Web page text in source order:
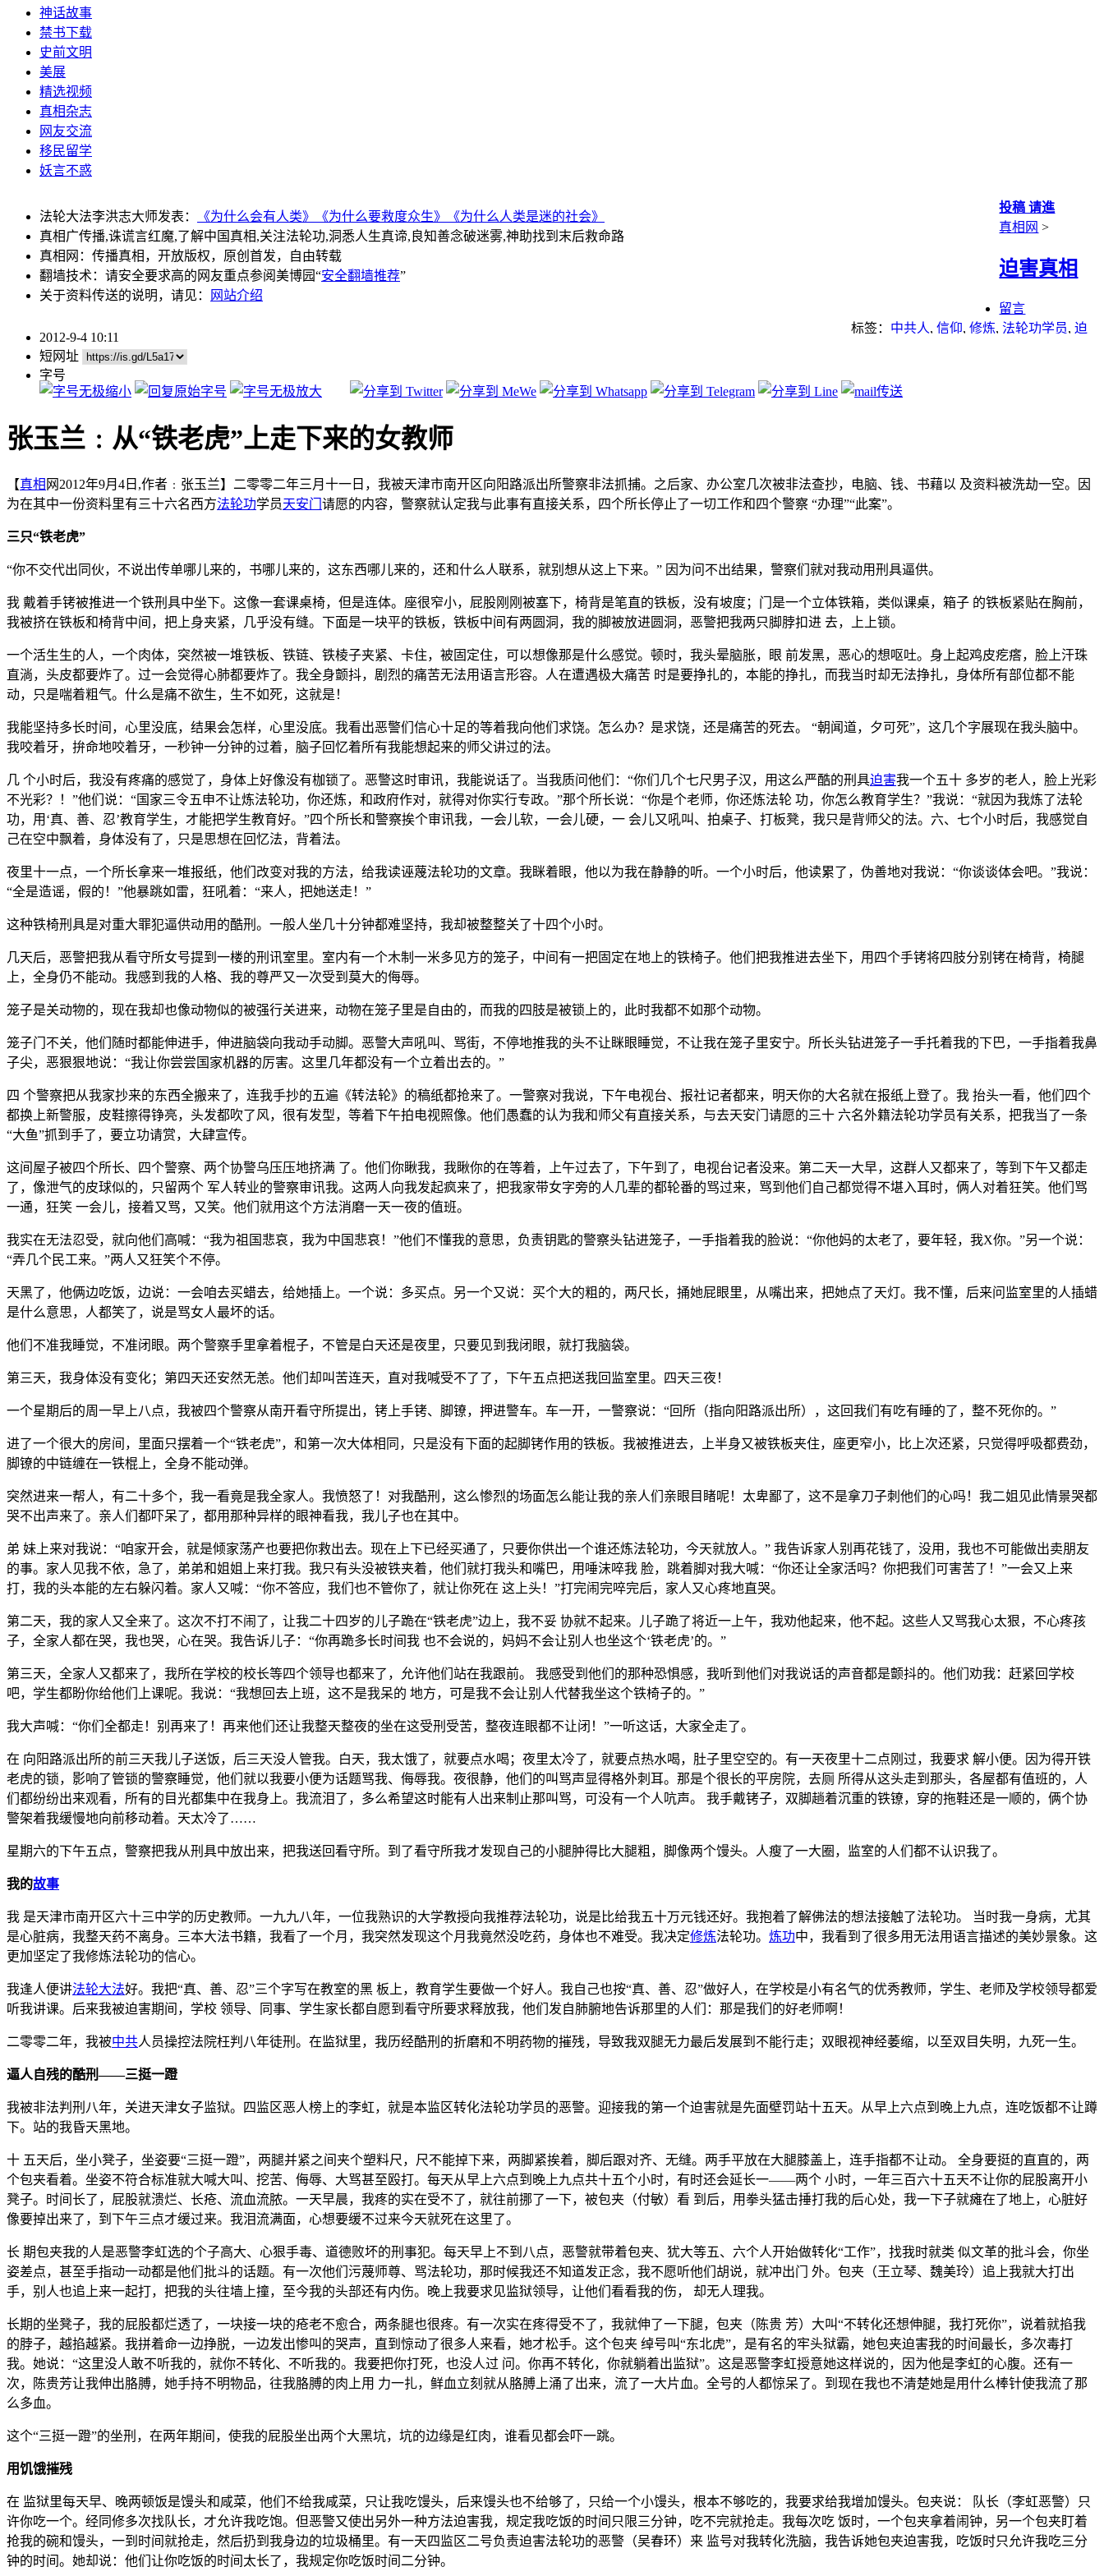
神话故事
禁书下载
史前文明
美展
精选视频
真相杂志
网友交流
移民留学
妖言不惑
法轮大法李洪志大师发表： 《为什么会有人类》 《为什么要救度众生》
《为什么人类是迷的社会》
真相广传播,诛谎言红魔,了解中国真相,关注法轮功,洞悉人生真谛,良知善念破迷雾,神助找到末后救命路
真相网：传播真相，开放版权，原创首发，自由转载
翻墙技术：请安全要求高的网友重点参阅美博园“安全翻墙推荐”
关于资料传送的说明，请见：
网站介绍
投稿 请進
真相网 >
迫害真相
留言
标签： 中共人, 信仰, 修炼, 法轮功学员, 迫
2012-9-4 10:11
短网址
字号
张玉兰﹕从“铁老虎”上走下来的女教师
【真相 网2012年9月4日,作者﹕张玉兰】二零零二年三月十一日，我被天津市南开区向阳路派出所警察非法抓捕。之后家、办公室几次被非法查抄，电脑、钱、书藉以 及资料被洗劫一空。因
为在其中一份资料里有三十六名西方法轮功学员天安门 请愿的内容，警察就认定我与此事有直接关系，四个所长停止了一切工作和四个警察 “办理”“此案”。
三只“铁老虎”
“你不交代出同伙，不说出传单哪儿来的，书哪儿来的，这东西哪儿来的，还和什么人联系，就别想从这上下来。” 因为问不出结果，警察们就对我动用刑具逼供。
我 戴着手铐被推进一个铁刑具中坐下。这像一套课桌椅，但是连体。座很窄小，屁股刚刚被塞下，椅背是笔直的铁板，没有坡度；门是一个立体铁箱，类似课桌，箱子 的铁板紧贴在胸前，
我被挤在铁板和椅背中间，把上身夹紧，几乎没有缝。下面是一块平的铁板，铁板中间有两圆洞，我的脚被放进圆洞，恶警把我两只脚脖扣进 去，上上锁。
一个活生生的人，一个肉体，突然被一堆铁板、铁链、铁棱子夹紧、卡住，被固定住，可以想像那是什么感觉。顿时，我头晕脑胀，眼 前发黑，恶心的想呕吐。身上起鸡皮疙瘩，脸上汗珠
直淌，头皮都要炸了。过一会觉得心肺都要炸了。我全身颤抖，剧烈的痛苦无法用语言形容。人在遭遇极大痛苦 时是要挣扎的，本能的挣扎，而我当时却无法挣扎，身体所有部位都不能
动，只是喘着粗气。什么是痛不欲生，生不如死，这就是！
我能坚持多长时间，心里没底，结果会怎样，心里没底。我看出恶警们信心十足的等着我向他们求饶。怎么办？是求饶，还是痛苦的死去。 “朝闻道，夕可死”，这几个字展现在我头脑中。
我咬着牙，拚命地咬着牙，一秒钟一分钟的过着，脑子回忆着所有我能想起来的师父讲过的法。
几 个小时后，我没有疼痛的感觉了，身体上好像没有枷锁了。恶警这时审讯，我能说话了。当我质问他们：“你们几个七尺男子汉，用这么严酷的刑具迫害我一个五十 多岁的老人，脸上光彩
不光彩？！”他们说：“国家三令五申不让炼法轮功，你还炼，和政府作对，就得对你实行专政。”那个所长说：“你是个老师，你还炼法轮 功，你怎么教育学生？”我说：“就因为我炼了法轮
功，用‘真、善、忍’教育学生，才能把学生教育好。”四个所长和警察挨个审讯我，一会儿软，一会儿硬，一 会儿又吼叫、拍桌子、打板凳，我只是背师父的法。六、七个小时后，我感觉自
己在空中飘着，身体没有了，只是思想在回忆法，背着法。
夜里十一点，一个所长拿来一堆报纸，他们改变对我的方法，给我读诬蔑法轮功的文章。我眯着眼，他以为我在静静的听。一个小时后，他读累了，伪善地对我说：“你谈谈体会吧。”我说：
“全是造谣，假的！”他暴跳如雷，狂吼着：“来人，把她送走！”
这种铁椅刑具是对重大罪犯逼供动用的酷刑。一般人坐几十分钟都难坚持，我却被整整关了十四个小时。
几天后，恶警把我从看守所女号提到一楼的刑讯室里。室内有一个木制一米多见方的笼子，中间有一把固定在地上的铁椅子。他们把我推进去坐下，用四个手铐将四肢分别铐在椅背，椅腿
上，全身仍不能动。我感到我的人格、我的尊严又一次受到莫大的侮辱。
笼子是关动物的，现在我却也像动物似的被强行关进来，动物在笼子里是自由的，而我的四肢是被锁上的，此时我都不如那个动物。
笼子门不关，他们随时都能伸进手，伸进脑袋向我动手动脚。恶警大声吼叫、骂街，不停地推我的头不让眯眼睡觉，不让我在笼子里安宁。所长头钻进笼子一手托着我的下巴，一手指着我鼻
子尖，恶狠狠地说：“我让你尝尝国家机器的厉害。这里几年都没有一个立着出去的。”
四 个警察把从我家抄来的东西全搬来了，连我手抄的五遍《转法轮》的稿纸都抢来了。一警察对我说，下午电视台、报社记者都来，明天你的大名就在报纸上登了。我 抬头一看，他们四个
都换上新警服，皮鞋擦得铮亮，头发都吹了风，很有发型，等着下午拍电视照像。他们愚蠢的认为我和师父有直接关系，与去天安门请愿的三十 六名外籍法轮功学员有关系，把我当了一条
“大鱼”抓到手了，要立功请赏，大肆宣传。
这间屋子被四个所长、四个警察、两个协警乌压压地挤满 了。他们你瞅我，我瞅你的在等着，上午过去了，下午到了，电视台记者没来。第二天一大早，这群人又都来了，等到下午又都走
了，像泄气的皮球似的，只留两个 军人转业的警察审讯我。这两人向我发起疯来了，把我家带女字旁的人几辈的都轮番的骂过来，骂到他们自己都觉得不堪入耳时，俩人对着狂笑。他们骂
一通，狂笑 一会儿，接着又骂，又笑。他们就用这个方法消磨一天一夜的值班。
我实在无法忍受，就向他们高喊：“我为祖国悲哀，我为中国悲哀！”他们不懂我的意思，负责钥匙的警察头钻进笼子，一手指着我的脸说：“你他妈的太老了，要年轻，我X你。”另一个说：
“弄几个民工来。”两人又狂笑个不停。
天黑了，他俩边吃饭，边说：一会咱去买蜡去，给她插上。一个说：多买点。另一个又说：买个大的粗的，两尺长，捅她屁眼里，从嘴出来，把她点了天灯。我不懂，后来问监室里的人插蜡
是什么意思，人都笑了，说是骂女人最坏的话。
他们不准我睡觉，不准闭眼。两个警察手里拿着棍子，不管是白天还是夜里，只要见到我闭眼，就打我脑袋。
第三天，我身体没有变化；第四天还安然无恙。他们却叫苦连天，直对我喊受不了了，下午五点把送我回监室里。四天三夜！
一个星期后的周一早上八点，我被四个警察从南开看守所提出，铐上手铐、脚镣，押进警车。车一开，一警察说：“回所（指向阳路派出所），这回我们有吃有睡的了，整不死你的。”
进了一个很大的房间，里面只摆着一个“铁老虎”，和第一次大体相同，只是没有下面的起脚铐作用的铁板。我被推进去，上半身又被铁板夹住，座更窄小，比上次还紧，只觉得呼吸都费劲，
脚镣的中链缠在一铁棍上，全身不能动弹。
突然进来一帮人，有二十多个，我一看竟是我全家人。我愤怒了！对我酷刑，这么惨烈的场面怎么能让我的亲人们亲眼目睹呢！太卑鄙了，这不是拿刀子刺他们的心吗！我二姐见此情景哭都
哭不出声来了。亲人们都吓呆了，都用那种异样的眼神看我，我儿子也在其中。
弟 妹上来对我说：“咱家开会，就是倾家荡产也要把你救出去。现在上下已经买通了，只要你供出一个谁还炼法轮功，今天就放人。” 我告诉家人别再花钱了，没用，我也不可能做出卖朋友
的事。家人见我不依，急了，弟弟和姐姐上来打我。我只有头没被铁夹着，他们就打我头和嘴巴，用唾沫啐我 脸，跳着脚对我大喊：“你还让全家活吗？你把我们可害苦了！”一会又上来
打，我的头本能的左右躲闪着。家人又喊：“你不答应，我们也不管你了，就让你死在 这上头！”打完闹完啐完后，家人又心疼地直哭。
第二天，我的家人又全来了。这次不打不闹了，让我二十四岁的儿子跪在“铁老虎”边上，我不妥 协就不起来。儿子跪了将近一上午，我劝他起来，他不起。这些人又骂我心太狠，不心疼孩
子，全家人都在哭，我也哭，心在哭。我告诉儿子：“你再跪多长时间我 也不会说的，妈妈不会让别人也坐这个‘铁老虎’的。”
第三天，全家人又都来了，我所在学校的校长等四个领导也都来了，允许他们站在我跟前。 我感受到他们的那种恐惧感，我听到他们对我说话的声音都是颤抖的。他们劝我：赶紧回学校
吧，学生都盼你给他们上课呢。我说：“我想回去上班，这不是我呆的 地方，可是我不会让别人代替我坐这个铁椅子的。”
我大声喊：“你们全都走！别再来了！再来他们还让我整天整夜的坐在这受刑受苦，整夜连眼都不让闭！”一听这话，大家全走了。
在 向阳路派出所的前三天我儿子送饭，后三天没人管我。白天，我太饿了，就要点水喝；夜里太冷了，就要点热水喝，肚子里空空的。有一天夜里十二点刚过，我要求 解小便。因为得开铁
老虎的锁，影响了管锁的警察睡觉，他们就以我要小便为话题骂我、侮辱我。夜很静，他们的叫骂声显得格外刺耳。那是个很长的平房院，去厕 所得从这头走到那头，各屋都有值班的，人
们都纷纷出来观看，所有的目光都集中在我身上。我流泪了，多么希望这时能有人出来制止那叫骂，可没有一个人吭声。 我手戴铐子，双脚趟着沉重的铁镣，穿的拖鞋还是一顺的，俩个协
警架着我缓慢地向前移动着。天太冷了……
星期六的下午五点，警察把我从刑具中放出来，把我送回看守所。到了看守所我才发现自己的小腿肿得比大腿粗，脚像两个馒头。人瘦了一大圈，监室的人们都不认识我了。
我的故事
我 是天津市南开区六十三中学的历史教师。一九九八年，一位我熟识的大学教授向我推荐法轮功，说是比给我五十万元钱还好。我抱着了解佛法的想法接触了法轮功。 当时我一身病，尤其
是心脏病，我整天药不离身。三本大法书籍，我看了一个月，我突然发现这个月我竟然没吃药，身体也不难受。我决定修炼法轮功。 炼功中，我看到了很多用无法用语言描述的美妙景象。这
更加坚定了我修炼法轮功的信心。
我逢人便讲法轮大法好。我把“真、善、忍”三个字写在教室的黑 板上，教育学生要做一个好人。我自己也按“真、善、忍”做好人，在学校是小有名气的优秀教师，学生、老师及学校领导都爱
听我讲课。后来我被迫害期间，学校 领导、同事、学生家长都自愿到看守所要求释放我，他们发自肺腑地告诉那里的人们：那是我们的好老师啊！
二零零二年，我被中共人员操控法院枉判八年徒刑。在监狱里，我历经酷刑的折磨和不明药物的摧残，导致我双腿无力最后发展到不能行走；双眼视神经萎缩，以至双目失明，九死一生。
逼人自残的酷刑——三挺一蹬
我被非法判刑八年，关进天津女子监狱。四监区恶人榜上的李虹，就是本监区转化法轮功学员的恶警。迎接我的第一个迫害就是先面壁罚站十五天。从早上六点到晚上九点，连吃饭都不让蹲
下。站的我昏天黑地。
十 五天后，坐小凳子，坐姿要“三挺一蹬”，两腿并紧之间夹个塑料尺，尺不能掉下来，两脚紧挨着，脚后跟对齐、无缝。两手平放在大腿膝盖上，连手指都不让动。 全身要挺的直直的，两
个包夹看着。坐姿不符合标准就大喊大叫、挖苦、侮辱、大骂甚至殴打。每天从早上六点到晚上九点共十五个小时，有时还会延长一——两个 小时，一年三百六十五天不让你的屁股离开小
凳子。时间长了，屁股就溃烂、长疮、流血流脓。一天早晨，我疼的实在受不了，就往前挪了一下，被包夹（付敏）看 到后，用拳头猛击捶打我的后心处，我一下子就瘫在了地上，心脏好
像要掉出来了，到下午三点才缓过来。我泪流满面，心想要缓不过来今天就死在这里了。
长 期包夹我的人是恶警李虹选的个子高大、心狠手毒、道德败坏的刑事犯。每天早上不到八点，恶警就带着包夹、犹大等五、六个人开始做转化“工作”，找我时就类 似文革的批斗会，你坐
姿差点，甚至手指动一动都是他们批斗的话题。有一次他们污蔑师尊、骂法轮功，那时候我还不知道发正念，我不愿听他们胡说，就冲出门 外。包夹（王立琴、魏美玲）追上我就大打出
手，别人也追上来一起打，把我的头往墙上撞，至今我的头部还有内伤。晚上我要求见监狱领导，让他们看看我的伤， 却无人理我。
长期的坐凳子，我的屁股都烂透了，一块接一块的疮老不愈合，两条腿也很疼。有一次实在疼得受不了，我就伸了一下腿，包夹（陈贵 芳）大叫“不转化还想伸腿，我打死你”，说着就掐我
的脖子，越掐越紧。我拼着命一边挣脱，一边发出惨叫的哭声，直到惊动了很多人来看，她才松手。这个包夹 绰号叫“东北虎”，是有名的牢头狱霸，她包夹迫害我的时间最长，多次毒打
我。她说：“这里没人敢不听我的，就你不转化、不听我的。我要把你打死，也没人过 问。你再不转化，你就躺着出监狱”。这是恶警李虹授意她这样说的，因为他是李虹的心腹。还有一
次，陈贵芳让我伸出胳膊，她手持不明物品，往我胳膊的肉上用 力一扎，鲜血立刻就从胳膊上涌了出来，流了一大片血。全号的人都惊呆了。到现在我也不清楚她是用什么棒针使我流了那
么多血。
这个“三挺一蹬”的坐刑，在两年期间，使我的屁股坐出两个大黑坑，坑的边缘是红肉，谁看见都会吓一跳。
用饥饿摧残
在 监狱里每天早、晚两顿饭是馒头和咸菜，他们不给我咸菜，只让我吃馒头，后来馒头也不给够了，只给一个小馒头，根本不够吃的，我要求给我增加馒头。包夹说： 队长（李虹恶警）只
许你吃一个。经同修多次找队长，才允许我吃饱。但恶警又使出另外一种方法迫害我，规定我吃饭的时间只限三分钟，吃不完就抢走。我每次吃 饭时，一个包夹拿着闹钟，另一个包夹盯着
抢我的碗和馒头，一到时间就抢走，然后扔到我身边的垃圾桶里。有一天四监区二号负责迫害法轮功的恶警（吴春环）来 监号对我转化洗脑，我告诉她包夹迫害我，吃饭时只允许我吃三分
钟的时间。她却说：他们让你吃饭的时间太长了，我规定你吃饭时间二分钟。